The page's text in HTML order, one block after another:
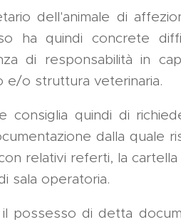
dell'animale di
ha quindi concrete
di responsabilità in
e/o struttura veterinaria.
consiglia quindi di
dalla quale
relativi referti, la
sala operatoria.
possesso di detta